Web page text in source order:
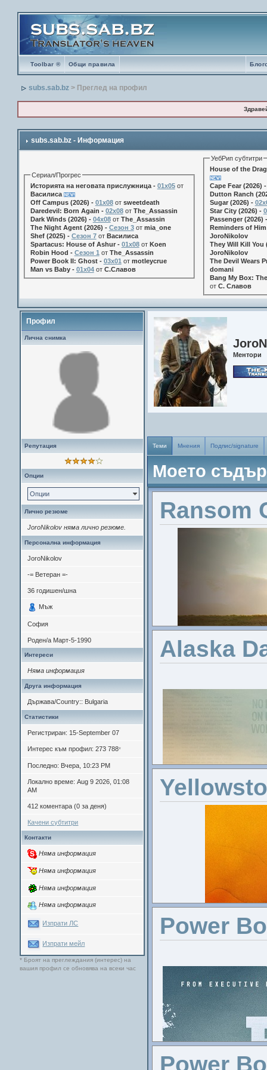
Toolbar ® Общи правила
subs.sab.bz > Преглед на профил
subs.sab.bz - Информация
Сериал/Прогрес
Историята на неговата прислужница - 01х05от
Василиса
Off Campus (2026) - 01x08от sweetdeath
Daredevil: Born Again - 02x08от The_Assassin
Dark Winds (2026) - 04x08от The_Assassin
The Night Agent (2026) - Сезон 3от mia_one
Shef (2025) - Сезон 7от Василиса
Spartacus: House of Ashur - 01x08от Koen
Robin Hood - Сезон 1 от The_Assassin
Power Book II: Ghost - 03x01 от motleycrue
Man vs Baby - 01x04от С.Славов
УебРип субтитри
House of the
Cape Fear (2026)
Dutton Ranch
Sugar (2026) -
Star City (2026) -
Passenger (2026)
Reminders of
JoroNikolov
They Will Kill You
JoroNikolov
The Devil Wears
domani
Bang My Box:
от С. Славов
Профил
Лична снимка
Репутация
Опции
Опции
Лично резюме
JoroNikolov няма лично резюме.
Персонална информация
JoroNikolov
-= Ветеран =-
36 годишен/шна
Мъж
София
Роден/а Март-5-1990
Интереси
Няма информация
Друга информация
Държава/Country:: Bulgaria
Статистики
Регистриран: 15-September 07
Интерес към профил: 273 788*
Последно: Вчера, 10:23 PM
Локално време: Aug 9 2026, 01:08
AM
412 коментара (0 за деня)
Качени субтитри
Контакти
Няма информация
Няма информация
Няма информация
Няма информация
Изпрати ЛС
Изпрати мейл
* Броят на преглеждания (интерес) на
вашия профил се обновява на всеки час
Ментори
Теми Мнения Подпис/signature
Моето
Ransom
Филип
Alaska
Power
Power